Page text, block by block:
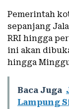
Pemerintah
sepanjang
RRI hingga
ini akan
hingga
Baca Juga
Lampung